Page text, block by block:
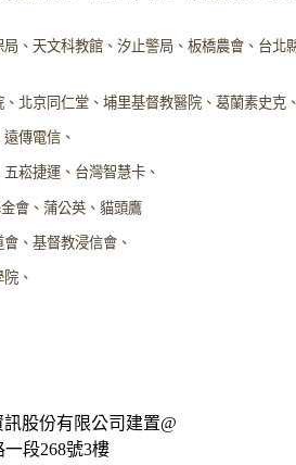
、天文科教館、汐止警局、板橋農會、台北
北京同仁堂、埔里基督教醫院、葛蘭素史克
傳電信、
崧捷運、台灣智慧卡、
會、蒲公英、貓頭鷹
、基督教浸信會、
、
股份有限公司建置@
段268號3樓